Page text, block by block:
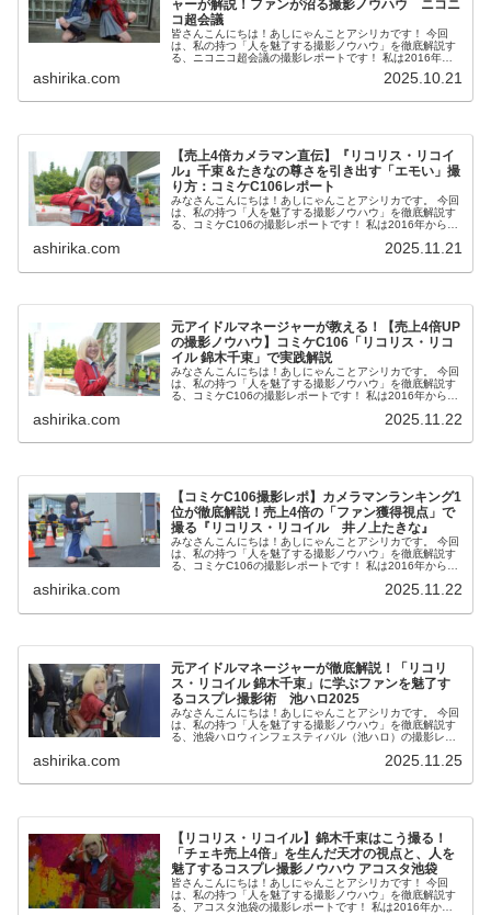
ャーが解説！ファンが沼る撮影ノウハウ ニコニ
コ超会議
皆さんこんにちは！あしにゃんことアシリカです！ 今回
は、私の持つ「人を魅了する撮影ノウハウ」を徹底解説す
る、ニコニコ超会議の撮影レポートです！ 私は2016年か
ashirika.com 2025.10.21
【売上4倍カメラマン直伝】『リコリス・リコイ
ル』千束＆たきなの尊さを引き出す「エモい」撮
り方：コミケC106レポート
みなさんこんにちは！あしにゃんことアシリカです。 今回
は、私の持つ「人を魅了する撮影ノウハウ」を徹底解説す
る、コミケC106の撮影レポートです！ 私は2016年からコ
ashirika.com 2025.11.21
元アイドルマネージャーが教える！【売上4倍UP
の撮影ノウハウ】コミケC106「リコリス・リコ
イル 錦木千束」で実践解説
みなさんこんにちは！あしにゃんことアシリカです。 今回
は、私の持つ「人を魅了する撮影ノウハウ」を徹底解説す
る、コミケC106の撮影レポートです！ 私は2016年からコ
ashirika.com 2025.11.22
【コミケC106撮影レポ】カメラマンランキング1
位が徹底解説！売上4倍の「ファン獲得視点」で
撮る『リコリス・リコイル 井ノ上たきな』
みなさんこんにちは！あしにゃんことアシリカです。 今回
は、私の持つ「人を魅了する撮影ノウハウ」を徹底解説す
る、コミケC106の撮影レポートです！ 私は2016年からコ
ashirika.com 2025.11.22
元アイドルマネージャーが徹底解説！「リコリ
ス・リコイル 錦木千束」に学ぶファンを魅了す
るコスプレ撮影術 池ハロ2025
みなさんこんにちは！あしにゃんことアシリカです。 今回
は、私の持つ「人を魅了する撮影ノウハウ」を徹底解説す
る、池袋ハロウィンフェスティバル（池ハロ）の撮影レポ
ashirika.com 2025.11.25
【リコリス・リコイル】錦木千束はこう撮る！
「チェキ売上4倍」を生んだ天才の視点と、人を
魅了するコスプレ撮影ノウハウ アコスタ池袋
皆さんこんにちは！あしにゃんことアシリカです！ 今回
は、私の持つ「人を魅了する撮影ノウハウ」を徹底解説す
る、アコスタ池袋の撮影レポートです！ 私は2016年から